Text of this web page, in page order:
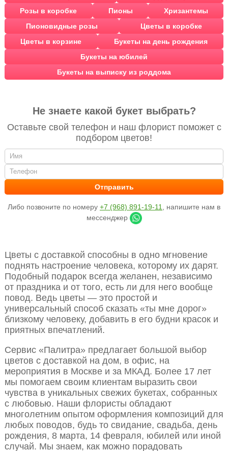
Розы в коробке
Пионы
Хризантемы
Пионовидные розы
Цветы в коробке
Цветы в корзине
Букеты на день рождения
Букеты на юбилей
Букеты на выписку из роддома
Не знаете какой букет выбрать?
Оставьте свой телефон и наш флорист поможет с
подбором цветов!
Либо позвоните по номеру +7 (968) 891-19-11
, напишите нам в
мессенджер
Цветы с доставкой способны в одно мгновение
поднять настроение человека, которому их дарят.
Подобный подарок всегда желанен, независимо
от праздника и от того, есть ли для него вообще
повод. Ведь цветы — это простой и
универсальный способ сказать «ты мне дорог»
близкому человеку, добавить в его будни красок и
приятных впечатлений.
Сервис «Палитра» предлагает большой выбор
цветов с доставкой на дом, в офис, на
мероприятия в Москве и за МКАД. Более 17 лет
мы помогаем своим клиентам выразить свои
чувства в уникальных свежих букетах, собранных
с любовью. Наши флористы обладают
многолетним опытом оформления композиций для
любых поводов, будь то свидание, свадьба, день
рождения, 8 марта, 14 февраля, юбилей или иной
случай. Мы знаем, как можно порадовать